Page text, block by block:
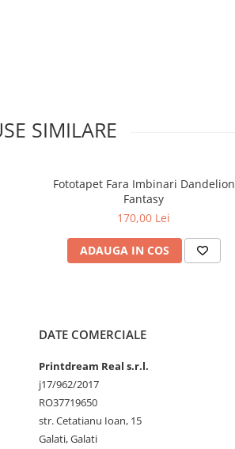
SIMILARE
Fototapet Fara Imbinari Dandelion
Fantasy
170,00 Lei
ADAUGA IN COS
DATE COMERCIALE
Printdream Real s.r.l.
j17/962/2017
RO37719650
str. Cetatianu Ioan, 15
Galati, Galati